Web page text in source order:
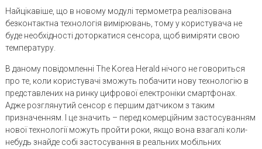
Найцікавіше, що в новому модулі термометра реалізована
безконтактна технологія вимірювань, тому у користувача не
буде необхідності доторкатися сенсора, щоб виміряти свою
температуру.
В даному повідомленні The Korea Herald нічого не говориться
про те, коли користувачі зможуть побачити нову технологію в
представлених на ринку цифрової електроніки смартфонах.
Адже розглянутий сенсор є першим датчиком з таким
призначенням. І це значить – перед комерційним застосуванням
нової технології можуть пройти роки, якщо вона взагалі коли-
небудь знайде собі застосування в реальних мобільних